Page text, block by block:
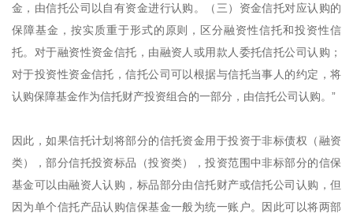
金，由信托公司以自有资金进行认购。（三）资金信托对应认购的
保障基金，按实质重于形式的原则，区分融资性信托和投资性信
托。对于融资性资金信托，由融资人或用款人委托信托公司认购；
对于投资性资金信托，信托公司可以根据与信托当事人的约定，将
认购保障基金作为信托财产投资组合的一部分，由信托公司认购。”
因此，如果信托计划将部分的信托资金用于投资于非标债权（融资
类），部分信托投资标品（投资类），投资范围中非标部分的信保
基金可以由融资人认购，标品部分由信托财产或信托公司认购，但
因为单个信托产品认购信保基金一般为统一账户。因此可以将两部